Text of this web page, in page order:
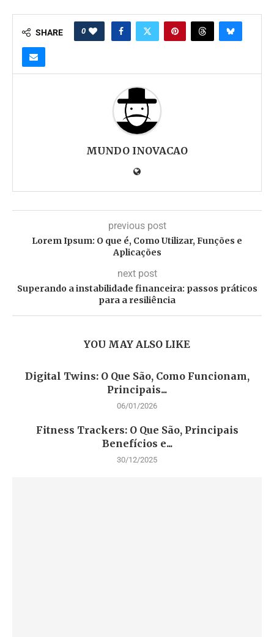
SHARE 0
MUNDO INOVACAO
previous post
Lorem Ipsum: O que é, Como Utilizar, Funções e
Aplicações
next post
Superando a instabilidade financeira: passos práticos
para a resiliência
YOU MAY ALSO LIKE
Digital Twins: O Que São, Como Funcionam,
Principais...
06/01/2026
Fitness Trackers: O Que São, Principais
Benefícios e...
30/12/2025